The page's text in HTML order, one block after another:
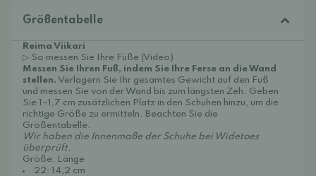
Größentabelle
Reima Viikari
▷ So messen Sie Ihre Füße (Video)
Messen Sie Ihren Fuß, indem Sie Ihre Ferse an die Wand
stellen. Verlagern Sie Ihr gesamtes Gewicht auf den Fuß
und messen Sie von der Wand bis zum längsten Zeh. Geben
Sie 1–1,7 cm zusätzlichen Platz in den Schuhen hinzu, um die
richtige Größe zu ermitteln. Beachten Sie die
Größentabelle.
Wir haben die Innenmaße der Schuhe bei Widetoes
überprüft.
Größe: Länge
22: 14,2 cm